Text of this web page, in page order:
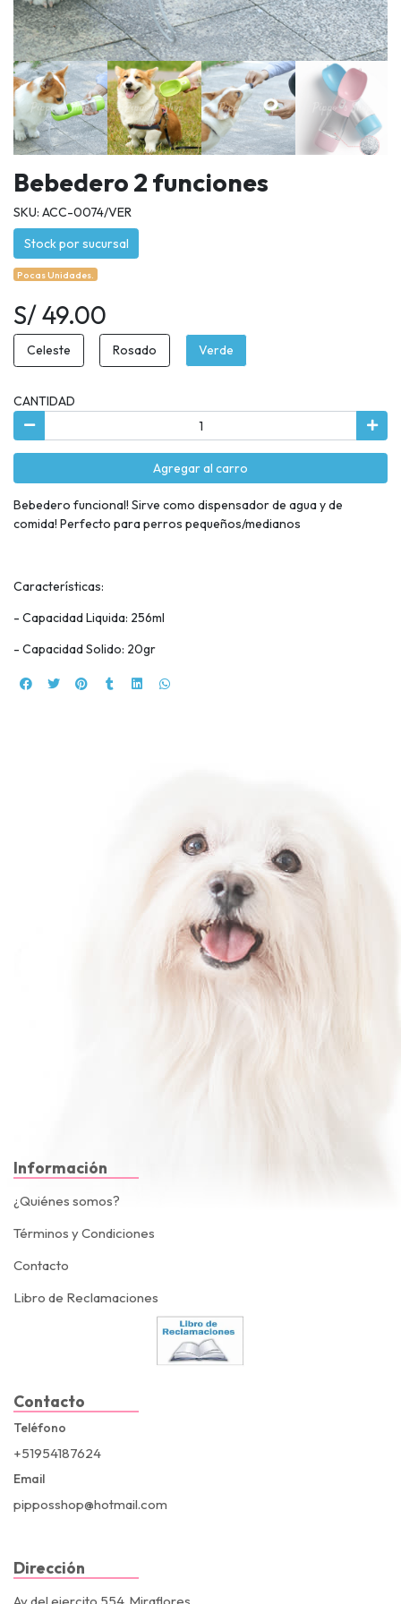
Bebedero 2 funciones
SKU: ACC-0074/VER
Stock por sucursal
Pocas Unidades.
S/ 49.00
Celeste Rosado Verde
CANTIDAD
Agregar al carro
Bebedero funcional! Sirve como dispensador de agua y de
comida! Perfecto para perros pequeños/medianos
Características:
- Capacidad Liquida: 256ml
- Capacidad Solido: 20gr
Información
¿Quiénes somos?
Términos y Condiciones
Contacto
Libro de Reclamaciones
Contacto
Teléfono
+51954187624
Email
pipposshop@hotmail.com
Dirección